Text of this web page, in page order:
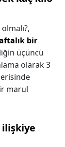
bir
üçüncü
olarak 3
marul